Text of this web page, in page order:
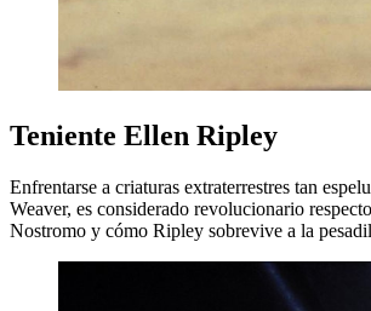
Teniente Ellen Ripley
Enfrentarse a criaturas extraterrestres tan
Weaver, es considerado revolucionario
Nostromo y cómo Ripley sobrevive a la